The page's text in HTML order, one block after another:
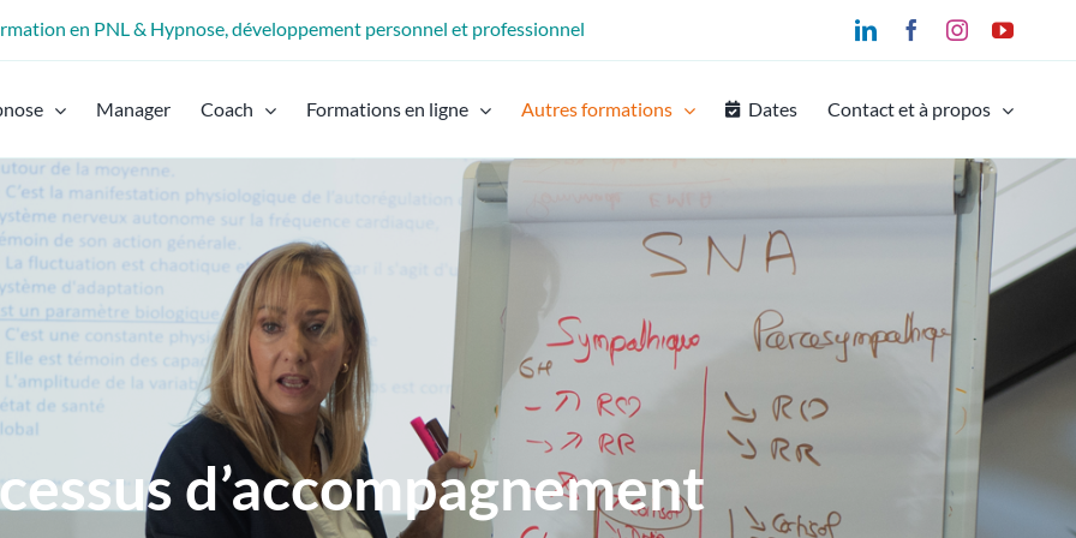
en PNL & Hypnose, développement personnel et professionnel LinkedInFacebookInstagram
Manager Coach Formations en ligne Autres formations Dates Contact et à propos
d’accompagnement